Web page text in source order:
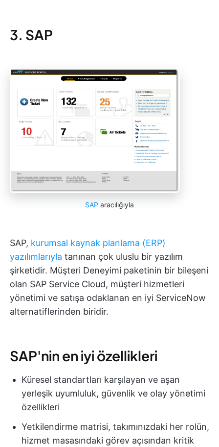
3. SAP
SAP aracılığıyla
SAP, kurumsal kaynak planlama (ERP)
yazılımlarıyla tanınan çok uluslu bir yazılım
şirketidir. Müşteri Deneyimi paketinin bir bileşeni
olan SAP Service Cloud, müşteri hizmetleri
yönetimi ve satışa odaklanan en iyi ServiceNow
alternatiflerinden biridir.
SAP'nin en iyi özellikleri
Küresel standartları karşılayan ve aşan
yerleşik uyumluluk, güvenlik ve olay yönetimi
özellikleri
Yetkilendirme matrisi, takımınızdaki her rolün,
hizmet masasındaki görev açısından kritik